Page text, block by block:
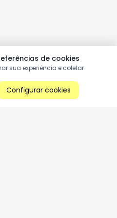
de cookies
sua experiência e coletar
Configurar cookies